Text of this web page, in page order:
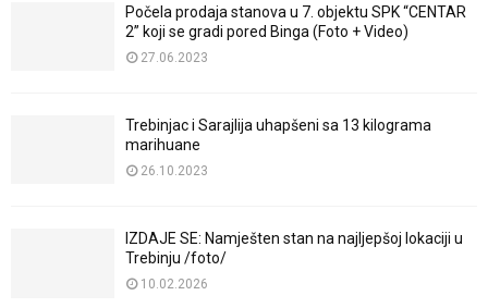
Počela prodaja stanova u 7. objektu SPK “CENTAR
2” koji se gradi pored Binga (Foto + Video)
27.06.2023
Trebinjac i Sarajlija uhapšeni sa 13 kilograma
marihuane
26.10.2023
IZDAJE SE: Namješten stan na najljepšoj lokaciji u
Trebinju /foto/
10.02.2026